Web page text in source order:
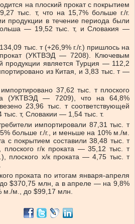
на плоский прокат с покрытием
тыс. т, что на 15,7% больше г./г.
продукции в течение периода были
— 19,52 тыс. т, и Словакия —
тыс. т (+26,9% г./г.) пришлось на
прокат (УКТВЭД — 7208). Ключевым
продукции является Турция — 112,2
из Китая, и 3,83 тыс. т —
37,62 тыс. т плоского
(УКТВЭД — 7209), что на 64,8%
23,96 тыс. т соответствующей
т, Словакии — 1,54 тыс. т.
импортировали 87,31 тыс. т
5% больше г./г., и меньше на 10% м./м.
с покрытием составили 38,48 тыс. т
плоского г/к проката — 35,12 тыс. т
плоского х/к проката — 4,75 тыс. т
проката по итогам января-апреля
$370,75 млн, а в апреле — на 9,8%
м./м., до $99,17 млн.